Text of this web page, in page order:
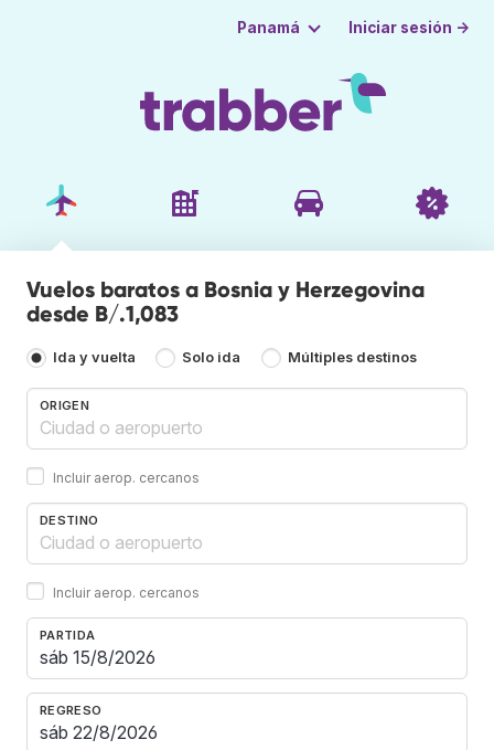
Panamá Iniciar sesión →
Vuelos baratos a Bosnia y Herzegovina
desde B/.1,083
Ida y vuelta Solo ida Múltiples destinos
ORIGEN
Incluir aerop. cercanos
DESTINO
Incluir aerop. cercanos
PARTIDA
REGRESO